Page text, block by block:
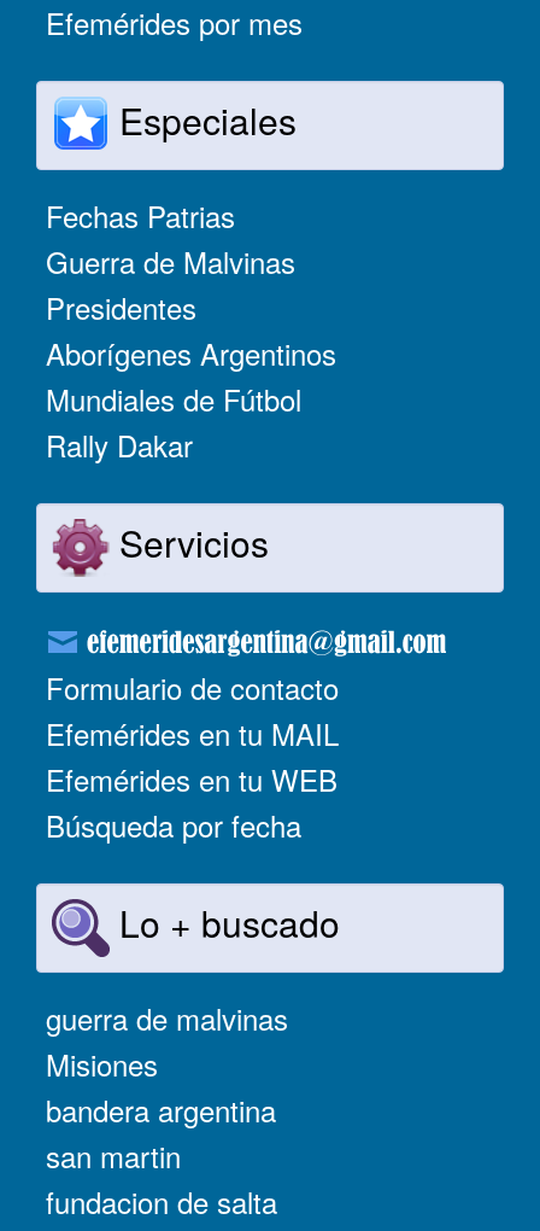
Efemérides por mes
Especiales
Fechas Patrias
Guerra de Malvinas
Presidentes
Aborígenes Argentinos
Mundiales de Fútbol
Rally Dakar
Servicios
Formulario de contacto
Efemérides en tu MAIL
Efemérides en tu WEB
Búsqueda por fecha
Lo + buscado
guerra de malvinas
Misiones
bandera argentina
san martin
fundacion de salta